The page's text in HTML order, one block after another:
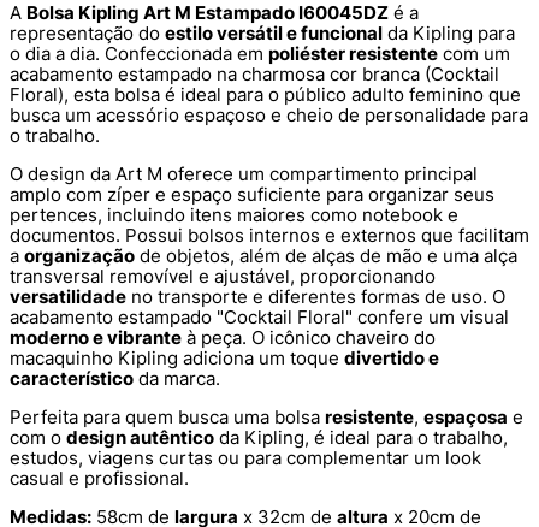
A Bolsa Kipling Art M Estampado I60045DZ é a
representação do estilo versátil e funcional da Kipling para
o dia a dia. Confeccionada em poliéster resistente com um
acabamento estampado na charmosa cor branca (Cocktail
Floral), esta bolsa é ideal para o público adulto feminino que
busca um acessório espaçoso e cheio de personalidade para
o trabalho.
O design da Art M oferece um compartimento principal
amplo com zíper e espaço suficiente para organizar seus
pertences, incluindo itens maiores como notebook e
documentos. Possui bolsos internos e externos que facilitam
a organização de objetos, além de alças de mão e uma alça
transversal removível e ajustável, proporcionando
versatilidade no transporte e diferentes formas de uso. O
acabamento estampado "Cocktail Floral" confere um visual
moderno e vibrante à peça. O icônico chaveiro do
macaquinho Kipling adiciona um toque divertido e
característico da marca.
Perfeita para quem busca uma bolsa resistente, espaçosa e
com o design autêntico da Kipling, é ideal para o trabalho,
estudos, viagens curtas ou para complementar um look
casual e profissional.
Medidas: 58cm de largura x 32cm de altura x 20cm de